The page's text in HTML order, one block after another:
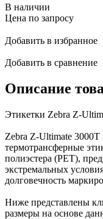
В наличии
Цена по запросу
Добавить в избранное
Добавить в сравнение
Описание
Этикетки Zebra Z-
Zebra Z-Ultimate
термотрансферные
полиэстера (PET),
экстремальных
долговечность
Ниже представлены
размеры на основе